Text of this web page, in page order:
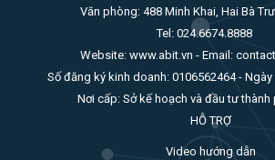
Văn phòng: 488 Minh Khai, Hai Bà
Tel: 024.6674.8888
Website: www.abit.vn - Email:
Số đăng ký kinh doanh: 0106562464 -
Nơi cấp: Sở kế hoạch và đầu tư thành
HỖ TRỢ
Video hướng dẫn